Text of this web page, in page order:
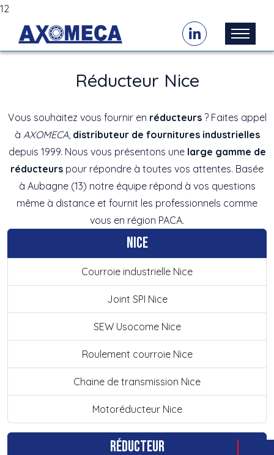
12
Réducteur Nice
Vous souhaitez vous fournir en réducteurs? Faites appel
à AXOMECA, distributeur de fournitures industrielles
depuis 1999. Nous vous présentons une large gamme de
réducteurs pour répondre à toutes vos attentes. Basée
à Aubagne (13) notre équipe répond à vos questions
même à distance et fournit les professionnels comme
vous en région PACA.
Nice
Courroie industrielle Nice
Joint SPI Nice
SEW Usocome Nice
Roulement courroie Nice
Chaine de transmission Nice
Motoréducteur Nice
Réducteur